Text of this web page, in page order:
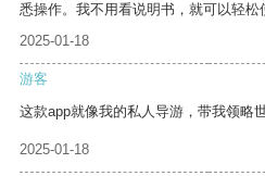
悉操作。我不用看说明书，就可以轻松
2025-01-18
游客
这款app就像我的私人导游，带我领略
2025-01-18